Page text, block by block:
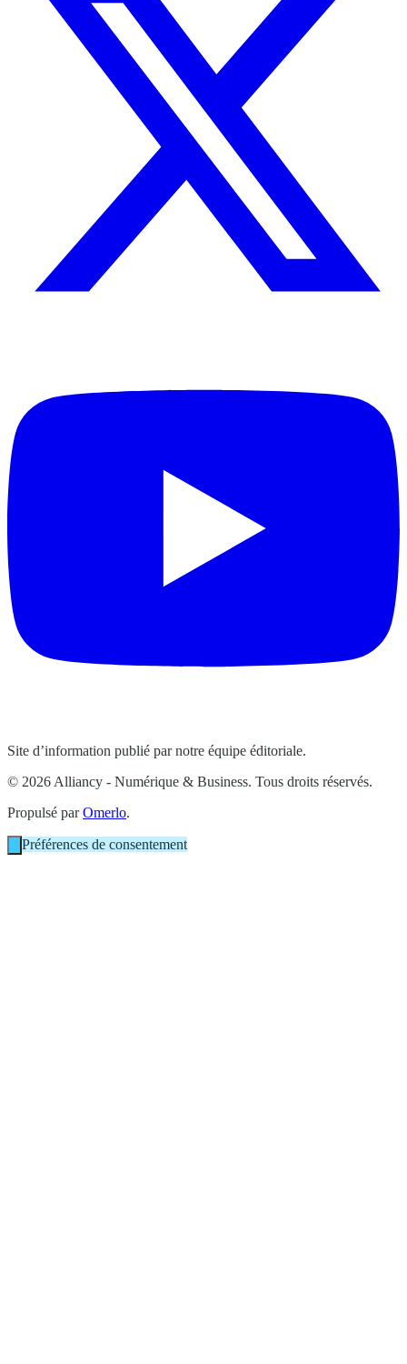
Site d’information publié par notre équipe éditoriale.
© 2026 Alliancy - Numérique & Business. Tous droits réservés.
Propulsé parOmerlo.
Préférences de consentement